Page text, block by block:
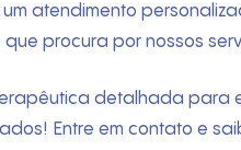
um atendimento
procura por nossos
detalhada para
Entre em contato e